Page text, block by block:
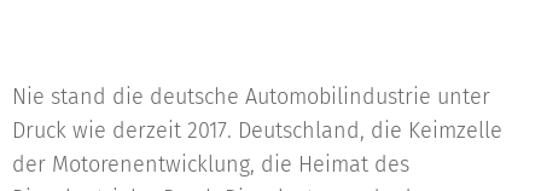
Nie stand die deutsche Automobilindustrie unter
Druck wie derzeit 2017. Deutschland, die Keimzelle
der Motorenentwicklung, die Heimat des